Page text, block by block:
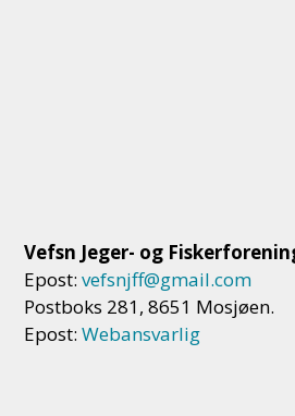
Vefsn Jeger- og
Epost: vefsnjff@gmail.com
Postboks 281, 8651 Mosjøen.
Epost: Webansvarlig